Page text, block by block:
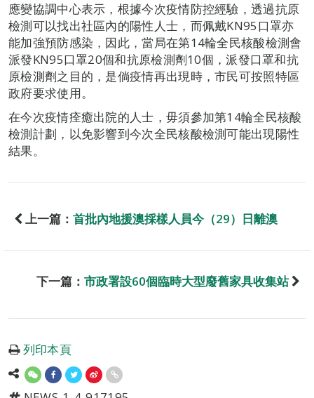
應變協調中心表示，根據今次疫情防控經驗，透過抗原
檢測可以找出社區內的陽性人士，而佩戴KN95口罩亦
能加強預防感染，因此，當局在第14輪全民核酸檢測會
派發KN95口罩20個和抗原檢測劑10個，派發口罩和抗
原檢測劑之目的，是倘疫情再出現時，市民可按照特區
政府要求使用。
在今次疫情痊癒出院的人士，毋須參加第14輪全民核酸
檢測計劃，以免影響到今次全民核酸檢測可能出現陽性
結果。
上一篇： 首批內地援澳採樣人員今（29）日離澳
下一篇： 市政署設60個臨時大型廢舊家具收集站
列印本頁